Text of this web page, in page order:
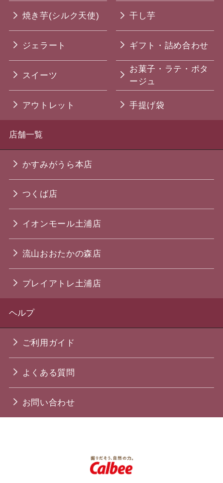
焼き芋(シルク天使) 干し芋
ジェラート ギフト・詰め合わせ
スイーツ
お菓子・ラテ・ポタ
ージュ
アウトレット 手提げ袋
店舗一覧
かすみがうら本店
つくば店
イオンモール土浦店
流山おおたかの森店
プレイアトレ土浦店
ヘルプ
ご利用ガイド
よくある質問
お問い合わせ